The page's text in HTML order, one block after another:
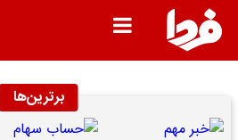
برترین‌ها